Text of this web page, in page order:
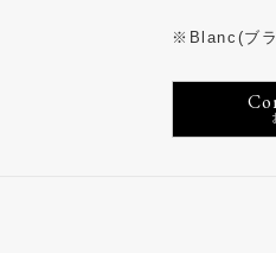
※Blanc(ブラ